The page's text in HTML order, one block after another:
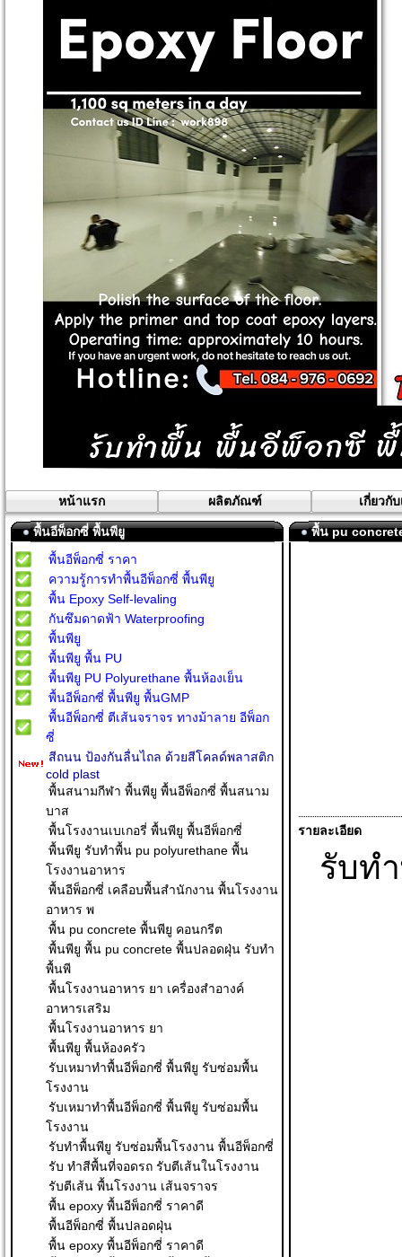
หน้าแรก ผลิตภัณฑ์ เกี่ยวกับ
พื้นอีพ็อกซี่ พื้นพียู
พื้นอีพ็อกซี่ ราคา
ความรู้การทำพื้นอีพ็อกซี่ พื้นพียู
พื้น Epoxy Self-levaling
กันซึมดาดฟ้า Waterproofing
พื้นพียู
พื้นพียู พื้น PU
พื้นพียู PU Polyurethane พื้นห้องเย็น
พื้นอีพ็อกซี่ พื้นพียู พื้นGMP
พื้นอีพ็อกซี่ ตีเส้นจราจร ทางม้าลาย อีพ็อก
ซี่
สีถนน ป้องกันลื่นไถล ด้วยสีโคลด์พลาสติก
cold plast
พื้นสนามกีฬา พื้นพียู พื้นอีพ็อกซี่ พื้นสนาม
บาส
พื้นโรงงานเบเกอรี่ พื้นพียู พื้นอีพ็อกซี่
พื้นพียู รับทำพื้น pu polyurethane พื้น
โรงงานอาหาร
พื้นอีพ็อกซี่ เคลือบพื้นสำนักงาน พื้นโรงงาน
อาหาร พ
พื้น pu concrete พื้นพียู คอนกรีต
พื้นพียู พื้น pu concrete พื้นปลอดฝุ่น รับทำ
พื้นพี
พื้นโรงงานอาหาร ยา เครื่องสำอางค์
อาหารเสริม
พื้นโรงงานอาหาร ยา
พื้นพียู พื้นห้องครัว
รับเหมาทำพื้นอีพ็อกซี่ พื้นพียู รับซ่อมพื้น
โรงงาน
รับเหมาทำพื้นอีพ็อกซี่ พื้นพียู รับซ่อมพื้น
โรงงาน
รับทำพื้นพียู รับซ่อมพื้นโรงงาน พื้นอีพ็อกซี่
รับ ทําสีพื้นที่จอดรถ รับตีเส้นในโรงงาน
รับตีเส้น พื้นโรงงาน เส้นจราจร
พื้น epoxy พื้นอีพ็อกซี่ ราคาดี
พื้นอีพ็อกซี่ พื้นปลอดฝุ่น
พื้น epoxy พื้นอีพ็อกซี่ ราคาดี
พื้น pu
รายละเอียด
รับท